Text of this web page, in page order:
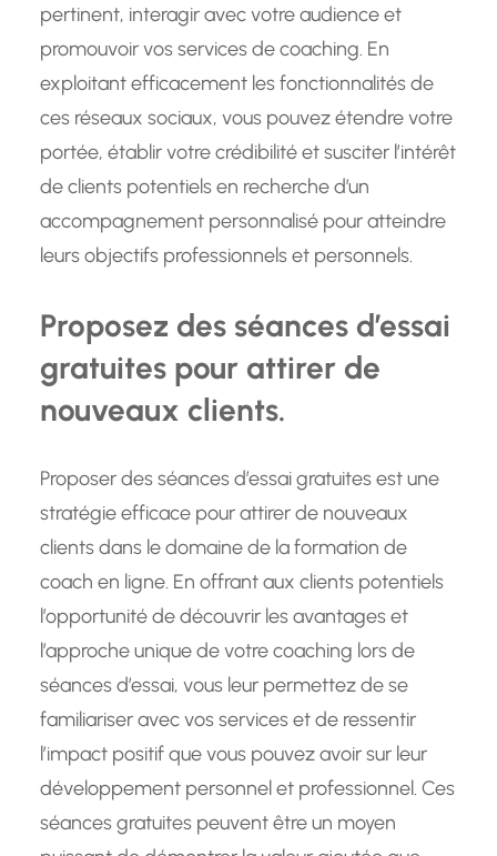
pertinent, interagir avec votre audience et
promouvoir vos services de coaching. En
exploitant efficacement les fonctionnalités de
ces réseaux sociaux, vous pouvez étendre votre
portée, établir votre crédibilité et susciter l’intérêt
de clients potentiels en recherche d’un
accompagnement personnalisé pour atteindre
leurs objectifs professionnels et personnels.
Proposez des séances d’essai
gratuites pour attirer de
nouveaux clients.
Proposer des séances d’essai gratuites est une
stratégie efficace pour attirer de nouveaux
clients dans le domaine de la formation de
coach en ligne. En offrant aux clients potentiels
l’opportunité de découvrir les avantages et
l’approche unique de votre coaching lors de
séances d’essai, vous leur permettez de se
familiariser avec vos services et de ressentir
l’impact positif que vous pouvez avoir sur leur
développement personnel et professionnel. Ces
séances gratuites peuvent être un moyen